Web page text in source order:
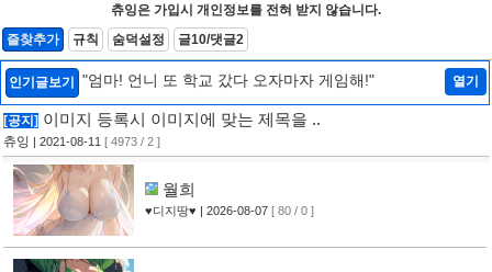
츄잉은 가입시 개인정보를 전혀 받지 않습니다.
즐찾추가
규칙 숨덕설정 글10/댓글2
인기글보기 "엄마! 언니 또 학교 갔다 오자마자 게임해!" 열기
[공지] 이미지 등록시 이미지에 맞는 제목을 ..
츄잉 | 2021-08-11 [ 4973 / 2 ]
월희
♥디지땅♥ | 2026-08-07 [ 80 / 0 ]